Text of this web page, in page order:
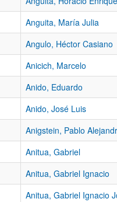
Anguita, María Julia
Angulo, Héctor Casiano
Anicich, Marcelo
Anido, Eduardo
Anido, José Luis
Anigstein, Pablo
Anitua, Gabriel
Anitua, Gabriel Ignacio
Anitua, Gabriel Ignacio